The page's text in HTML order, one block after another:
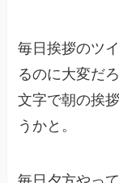
毎日挨拶のツ
るのに大変だ
文字で朝の挨
うかと。